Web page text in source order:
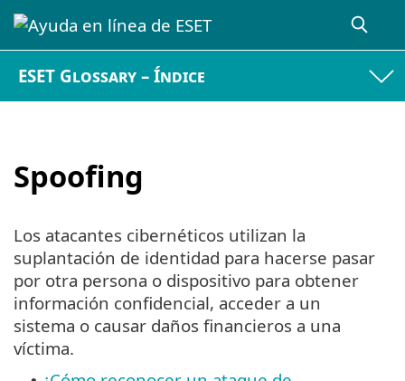
ESET Glossary – Índice
Spoofing
Los atacantes cibernéticos utilizan la
suplantación de identidad para hacerse pasar
por otra persona o dispositivo para obtener
información confidencial, acceder a un
sistema o causar daños financieros a una
víctima.